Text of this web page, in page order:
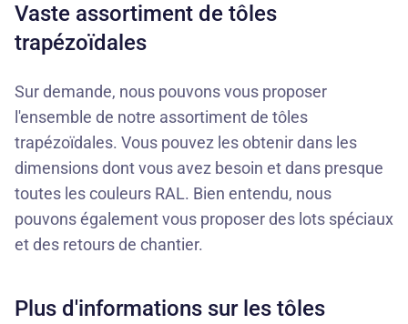
Vaste assortiment de tôles
trapézoïdales
Sur demande, nous pouvons vous proposer
l'ensemble de notre assortiment de tôles
trapézoïdales. Vous pouvez les obtenir dans les
dimensions dont vous avez besoin et dans presque
toutes les couleurs RAL. Bien entendu, nous
pouvons également vous proposer des lots spéciaux
et des retours de chantier.
Plus d'informations sur les tôles